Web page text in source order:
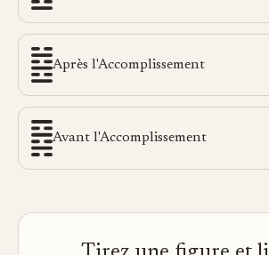
Après l'Accomplissement
Avant l'Accomplissement